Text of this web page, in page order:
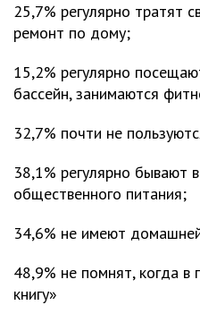
25,7% регулярно тратят
ремонт по дому;
15,2% регулярно
бассейн, занимаются
32,7% почти не
38,1% регулярно бывают
общественного питания;
34,6% не имеют
48,9% не помнят, когда в
книгу»